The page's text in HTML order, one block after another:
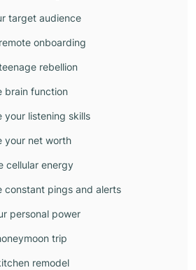
target audience
onboarding
rebellion
brain function
your listening skills
your net worth
cellular energy
constant pings and alerts
personal power
trip
remodel